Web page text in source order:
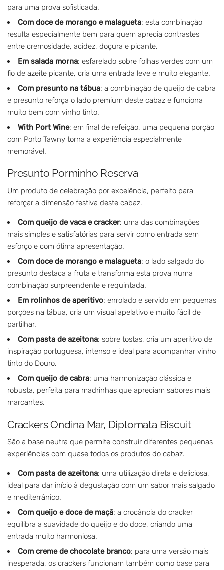
para uma prova sofisticada.
Com doce de morango e malagueta: esta combinação
resulta especialmente bem para quem aprecia contrastes
entre cremosidade, acidez, doçura e picante.
Em salada morna: esfarelado sobre folhas verdes com um
fio de azeite picante, cria uma entrada leve e muito elegante.
Com presunto na tábua: a combinação de queijo de cabra
e presunto reforça o lado premium deste cabaz e funciona
muito bem com vinho tinto.
With Port Wine: em final de refeição, uma pequena porção
com Porto Tawny torna a experiência especialmente
memorável.
Presunto Porminho Reserva
Um produto de celebração por excelência, perfeito para
reforçar a dimensão festiva deste cabaz.
Com queijo de vaca e cracker: uma das combinações
mais simples e satisfatórias para servir como entrada sem
esforço e com ótima apresentação.
Com doce de morango e malagueta: o lado salgado do
presunto destaca a fruta e transforma esta prova numa
combinação surpreendente e requintada.
Em rolinhos de aperitivo: enrolado e servido em pequenas
porções na tábua, cria um visual apelativo e muito fácil de
partilhar.
Com pasta de azeitona: sobre tostas, cria um aperitivo de
inspiração portuguesa, intenso e ideal para acompanhar vinho
tinto do Douro.
Com queijo de cabra: uma harmonização clássica e
robusta, perfeita para madrinhas que apreciam sabores mais
marcantes.
Crackers Ondina Mar, Diplomata Biscuit
São a base neutra que permite construir diferentes pequenas
experiências com quase todos os produtos do cabaz.
Com pasta de azeitona: uma utilização direta e deliciosa,
ideal para dar início à degustação com um sabor mais salgado
e mediterrânico.
Com queijo e doce de maçã: a crocância do cracker
equilibra a suavidade do queijo e do doce, criando uma
entrada muito harmoniosa.
Com creme de chocolate branco: para uma versão mais
inesperada, os crackers funcionam também como base para